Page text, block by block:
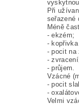
Při
seřazené
Méně
- ekzém;
-
- pocit na
-
- průjem.
Vzácné
- pocit
-
Velmi